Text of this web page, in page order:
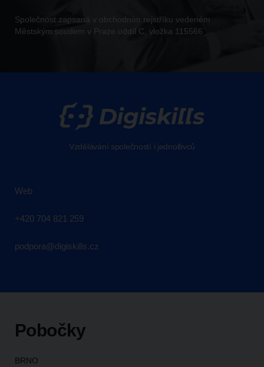
Společnost zapsaná v obchodním rejstříku vedeném
Městským soudem v Praze oddíl C, vložka 115566
Vzdělávání společností i jednotlivců
Web
+420 704 821 259
podpora@digiskills.cz
Pobočky
BRNO